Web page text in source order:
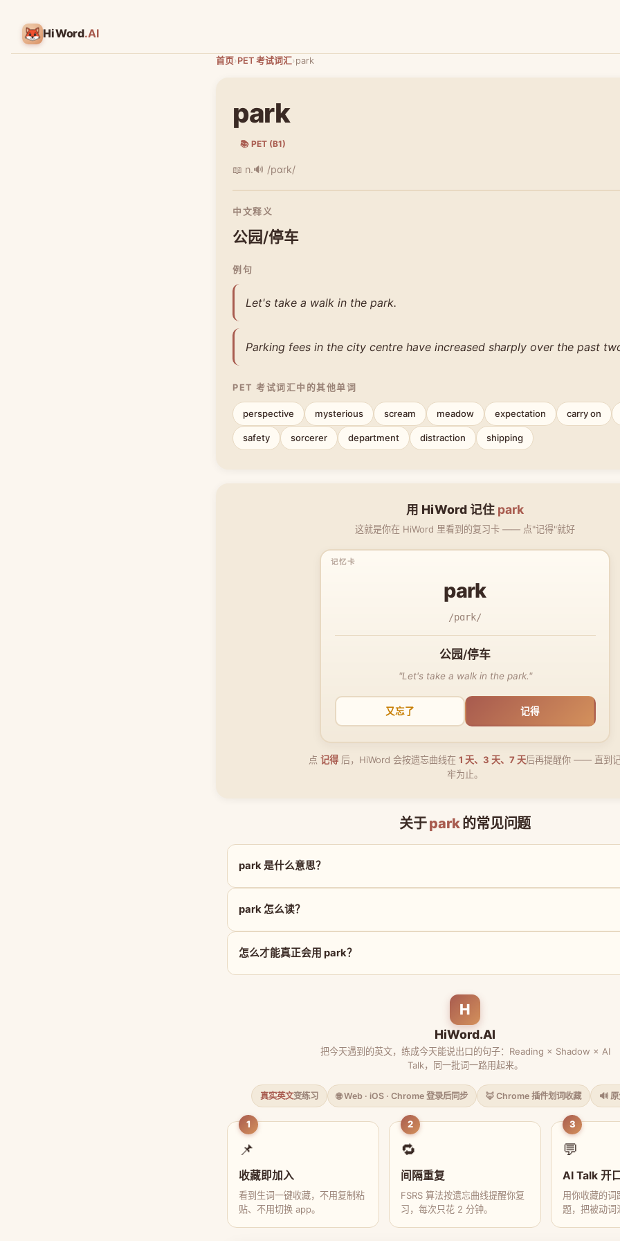
HiWord.AI
首页›PET 考试词汇›park
park
📚 PET (B1)
📖 n.🔊 /pɑrk/
中文释义
公园/停车
例句
Let's take a walk in the park.
Parking fees in the city centre have increased sharply over the past
PET 考试词汇中的其他单词
perspective mysterious scream meadow expectation carry on
safety sorcerer department distraction shipping
用 HiWord 记住 park
这就是你在 HiWord 里看到的复习卡 —— 点"记得"就好
park
/pɑrk/
公园/停车
"Let's take a walk in the park."
又忘了 记得
点 记得 后，HiWord 会按遗忘曲线在 1 天、3 天、7 天后再提醒你 —— 直到
牢为止。
关于park的常见问题
park 是什么意思？
park 怎么读？
怎么才能真正会用 park？
H
HiWord.AI
把今天遇到的英文，练成今天能说出口的句子：Reading × Shadow × AI
Talk，同一批词一路用起来。
真实英文变练习 🌐 Web · iOS · Chrome 登录后同步 🦊 Chrome 插件划词收藏 🔊
1
📌
收藏即加入
看到生词一键收藏，不用复制粘
贴、不用切换 app。
2
🔁
间隔重复
FSRS 算法按遗忘曲线提醒你复
习，每次只花 2 分钟。
3
💬
AI Talk 开
用你收藏的词
题，把被动词